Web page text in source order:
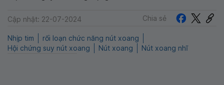
Cập nhật: 22-07-2024 Chia sẻ
Nhịp tim
rối loạn chức năng nút xoang
Hội chứng suy nút xoang
Nút xoang Nút xoang nhĩ